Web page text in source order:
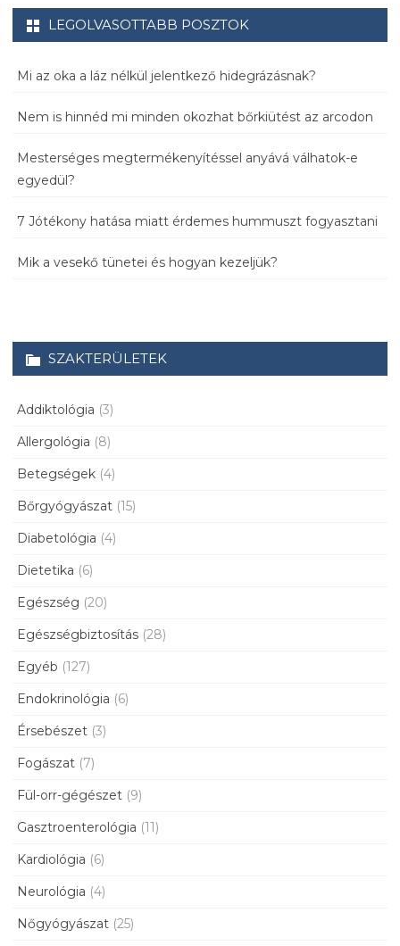
LEGOLVASOTTABB POSZTOK
Mi az oka a láz nélkül jelentkező hidegrázásnak?
Nem is hinnéd mi minden okozhat bőrkiütést az arcodon
Mesterséges megtermékenyítéssel anyává válhatok-e
egyedül?
7 Jótékony hatása miatt érdemes hummuszt fogyasztani
Mik a vesekő tünetei és hogyan kezeljük?
SZAKTERÜLETEK
Addiktológia (3)
Allergológia (8)
Betegségek (4)
Bőrgyógyászat (15)
Diabetológia (4)
Dietetika (6)
Egészség (20)
Egészségbiztosítás (28)
Egyéb (127)
Endokrinológia (6)
Érsebészet (3)
Fogászat (7)
Fül-orr-gégészet (9)
Gasztroenterológia (11)
Kardiológia (6)
Neurológia (4)
Nőgyógyászat (25)